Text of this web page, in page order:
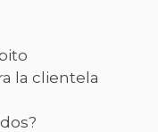
la clientela